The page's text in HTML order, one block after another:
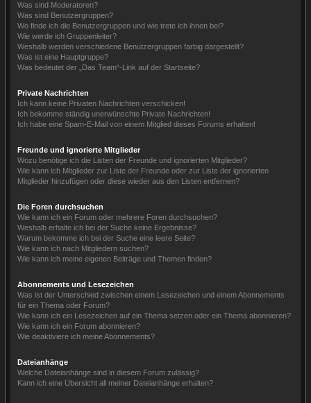
Was sind Moderatoren?
Was sind Benutzergruppen?
Wo finde ich die Benutzergruppen und wie trete ich ihnen bei?
Wie werde ich Gruppenleiter?
Weshalb werden verschiedene Benutzergruppen farbig dargestellt?
Was ist eine Hauptgruppe?
Was bedeutet der „Das Team“-Link auf der Startseite?
Private Nachrichten
Ich kann keine Privaten Nachrichten verschicken!
Ich bekomme ständig unerwünschte Private Nachrichten!
Ich habe eine Spam-E-Mail von einem Mitglied dieses Forums erhalten!
Freunde und ignorierte Mitglieder
Wozu benötige ich die Listen der Freunde und ignorierten Mitglieder?
Wie kann ich Mitglieder zur Liste der Freunde oder zur Liste der ignorierten
Mitglieder hinzufügen oder diese wieder aus den Listen entfernen?
Die Foren durchsuchen
Wie kann ich ein Forum oder mehrere Foren durchsuchen?
Weshalb erhalte ich bei der Suche keine Ergebnisse?
Warum bekomme ich bei der Suche eine leere Seite?
Wie kann ich nach Mitgliedern suchen?
Wie kann ich meine eigenen Beiträge und Themen finden?
Abonnements und Lesezeichen
Was ist der Unterschied zwischen einem Lesezeichen und einem Abonnements
für ein Thema oder Forum?
Wie kann ich ein Lesezeichen auf ein Thema setzen oder ein Thema abonnieren?
Wie kann ich ein Forum abonnieren?
Wie deaktiviere ich meine Abonnements?
Dateianhänge
Welche Dateianhänge sind in diesem Forum zulässig?
Kann ich eine Übersicht all meiner Dateianhänge erhalten?